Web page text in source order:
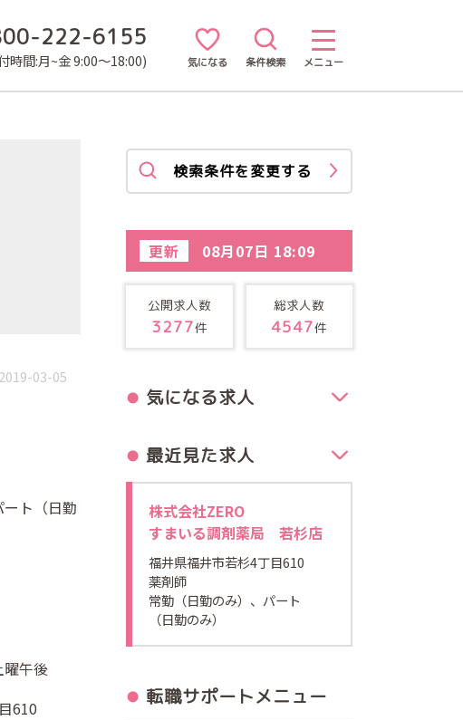
222-6155
時間:月~金 9:00～18:00) 気になる 条件検索 メニュー
03-05
ト（日勤
午後
610
検索条件を変更する
更新 08月07日 18:09
公開求人数
3277件
総求人数
4547件
気になる求人
最近見た求人
株式会社ZERO
すまいる調剤薬局 若杉店
福井県福井市若杉4丁目610
薬剤師
常勤（日勤のみ）、パート
（日勤のみ）
転職サポートメニュー